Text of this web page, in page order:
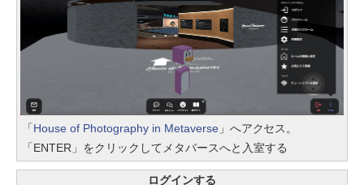
「House of Photography in Metaverse 」へアクセス。
「ENTER」をクリックしてメタバースへと入室する
ログインする